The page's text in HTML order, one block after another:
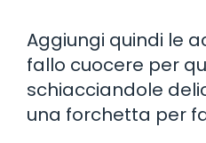
Aggiungi quindi le
fallo cuocere per
schiacciandole
una forchetta per